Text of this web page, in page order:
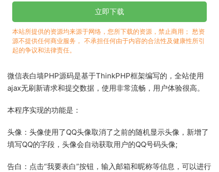
立即下载
本站所提供的资源均来源于网络，您所下载的资源，禁止商用； 愁资
源不提供任何商业服务， 不承担任何由于内容的合法性及健康性所引
起的争议和法律责任。
微信表白墙PHP源码是基于ThinkPHP框架编写的，全站使用
ajax无刷新请求和提交数据，使用非常流畅，用户体验很高。
本程序实现的功能是：
头像：头像使用了QQ头像取消了之前的随机显示头像，新增了
填写QQ的字段，头像会自动获取用户的QQ号码头像;
告白：点击“我要表白”按钮，输入邮箱和昵称等信息，可以进行